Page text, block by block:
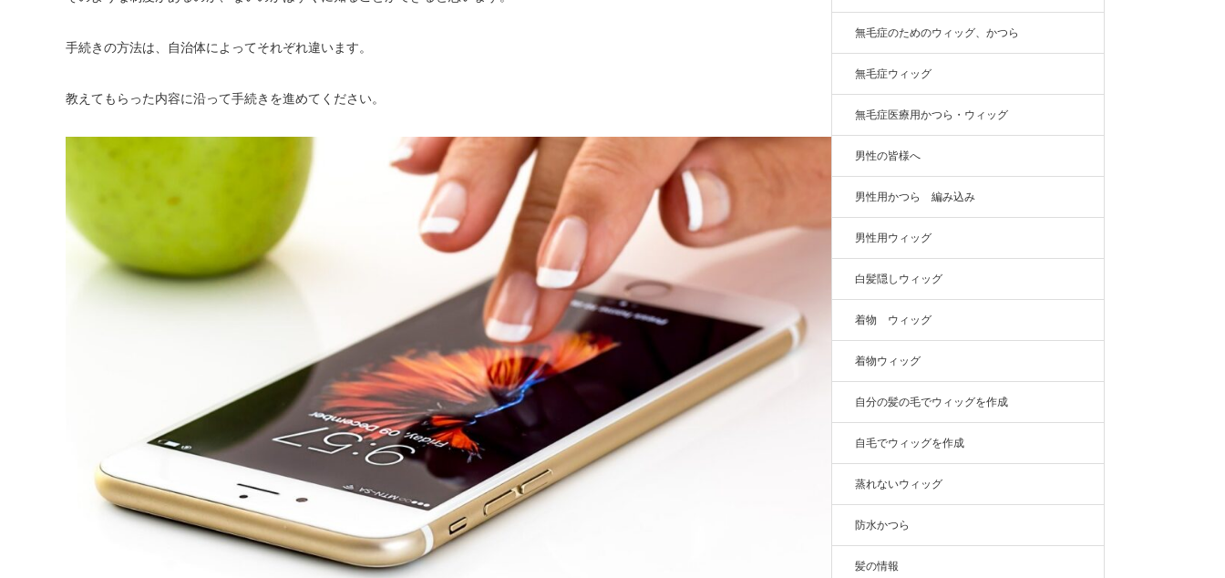
手続きの方法は、自治体によってそれぞれ違います。
教えてもらった内容に沿って手続きを進めてください。
無毛症のためのウィッグ、かつら
無毛症ウィッグ
無毛症医療用かつら・ウィッグ
男性の皆様へ
男性用かつら 編み込み
男性用ウィッグ
白髪隠しウィッグ
着物 ウィッグ
着物ウィッグ
自分の髪の毛でウィッグを作成
自毛でウィッグを作成
蒸れないウィッグ
防水かつら
髪の情報